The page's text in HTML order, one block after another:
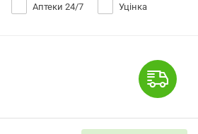
Аптеки 24/7 Уцінка